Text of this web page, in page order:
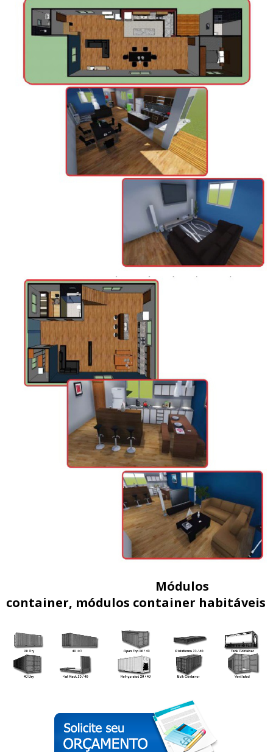
Módulos
container, módulos container habitáveis